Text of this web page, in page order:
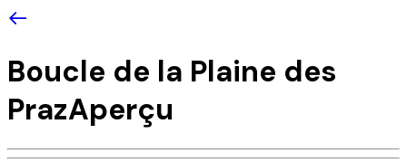
Boucle de la Plaine des
PrazAperçu